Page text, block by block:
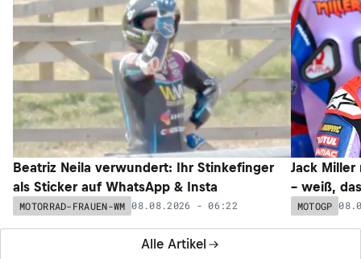
Alle Artikel
Beatriz Neila verwundert: Ihr Stinkefinger
als Sticker auf WhatsApp & Insta
MOTORRAD-FRAUEN-WM 08.08.2026 - 06:22
Jack
– weiß,
MOTOGP